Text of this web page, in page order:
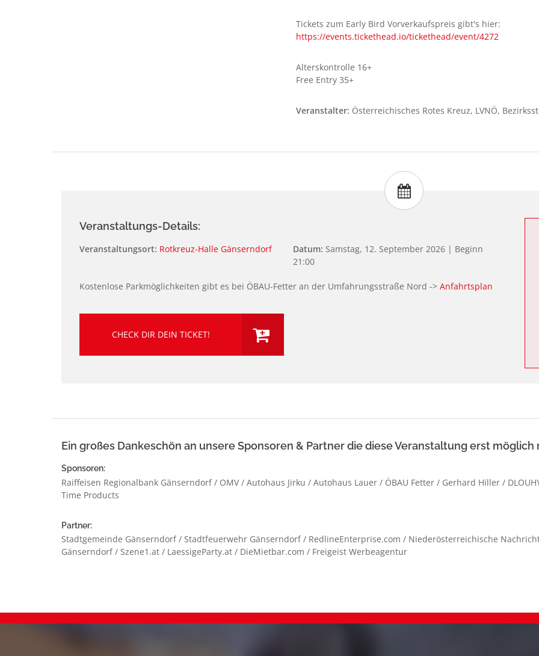
Tickets zum Early Bird Vorverkaufspreis gibt's hier:
https://events.tickethead.io/tickethead/event/4272
Alterskontrolle 16+
Free Entry 35+
Veranstalter: Österreichisches Rotes Kreuz, LVNÖ,
Veranstaltungs-Details:
Veranstaltungsort: Rotkreuz-Halle Gänserndorf Datum: Samstag, 12. September 2026 | Beginn
21:00
Kostenlose Parkmöglichkeiten gibt es bei ÖBAU-Fetter an der Umfahrungsstraße Nord -> Anfahrtsplan
CHECK DIR DEIN TICKET!
Ein großes Dankeschön an unsere Sponsoren & Partner die diese Veranstaltung erst möglich
Sponsoren:
Raiffeisen Regionalbank Gänserndorf / OMV / Autohaus Jirku / Autohaus Lauer / ÖBAU Fetter / Gerhard Hiller /
Time Products
Partner:
Stadtgemeinde Gänserndorf / Stadtfeuerwehr Gänserndorf / RedlineEnterprise.com / Niederösterreichische
Gänserndorf / Szene1.at / LaessigeParty.at / DieMietbar.com / Freigeist Werbeagentur